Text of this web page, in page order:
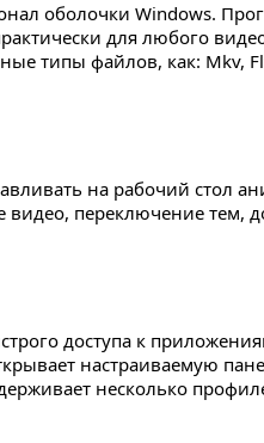
оболочки Windows.
для любого
типы файлов, как: Mkv,
на рабочий стол
видео, переключение тем,
доступа к
настраиваемую
несколько